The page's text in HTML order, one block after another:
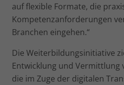
auf flexible Formate, die
Kompetenzanforderungen
Branchen eingehen.“
Die Weiterbildungsinitiative
Entwicklung und Vermittlung
die im Zuge der digitalen